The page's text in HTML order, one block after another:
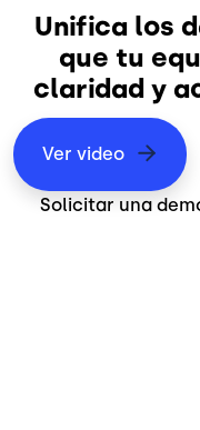
Unifica los
que tu
claridad y
Ver video
Solicitar una